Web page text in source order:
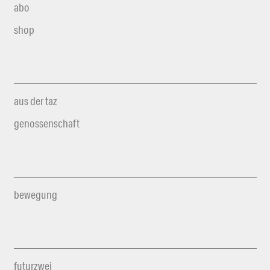
abo
shop
aus der taz
genossenschaft
bewegung
futurzwei